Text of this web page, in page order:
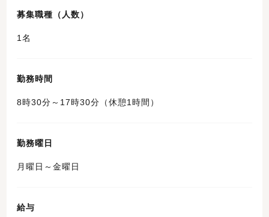
募集職種（人数）
1名
勤務時間
8時30分～17時30分（休憩1時間）
勤務曜日
月曜日～金曜日
給与